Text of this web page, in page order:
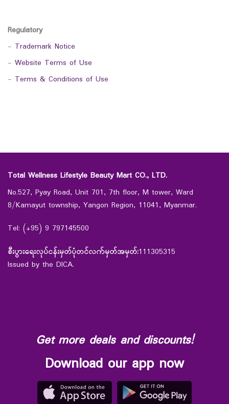
Regulatory
- Trademark Notice
- Website Terms of Use
- Terms & Conditions of Use
Total Wellness Lifestyle Beauty Mart CO., LTD.
No.527, Pyay Road, Unit 701, 7th floor, M tower, Ward
8/Kamayut township, Yangon Region, 11041, Myanmar.
Tel: (+95) 9 797145500
စီးပွားရေးလုပ်ငန်းမှတ်ပုံတင်လက်မှတ်အမှတ်:111305315
Issued by the DICA.
Get more deals and discounts!
Download our app now